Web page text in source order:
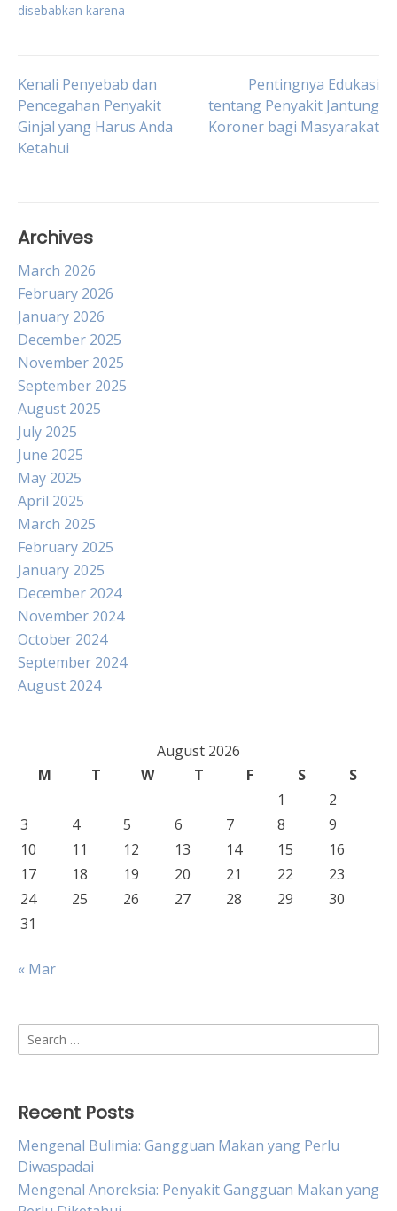
disebabkan karena
Post
navigation
Kenali Penyebab dan
Pencegahan Penyakit
Ginjal yang Harus Anda
Ketahui
Pentingnya Edukasi
tentang Penyakit Jantung
Koroner bagi Masyarakat
Archives
March 2026
February 2026
January 2026
December 2025
November 2025
September 2025
August 2025
July 2025
June 2025
May 2025
April 2025
March 2025
February 2025
January 2025
December 2024
November 2024
October 2024
September 2024
August 2024
August 2026
M
T W T F S
S
1
2
3
4 5 6 7 8
9
10
11 12 13 14 15
16
17
18 19 20 21 22
23
24
25 26 27 28 29
30
31
« Mar
Search
for:
Recent Posts
Mengenal Bulimia: Gangguan Makan yang Perlu
Diwaspadai
Mengenal Anoreksia: Penyakit Gangguan Makan yang